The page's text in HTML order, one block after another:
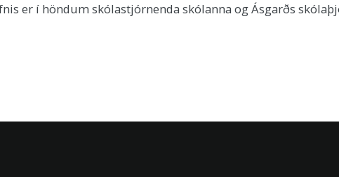
er í höndum skólastjórnenda skólanna og Ásgarðs